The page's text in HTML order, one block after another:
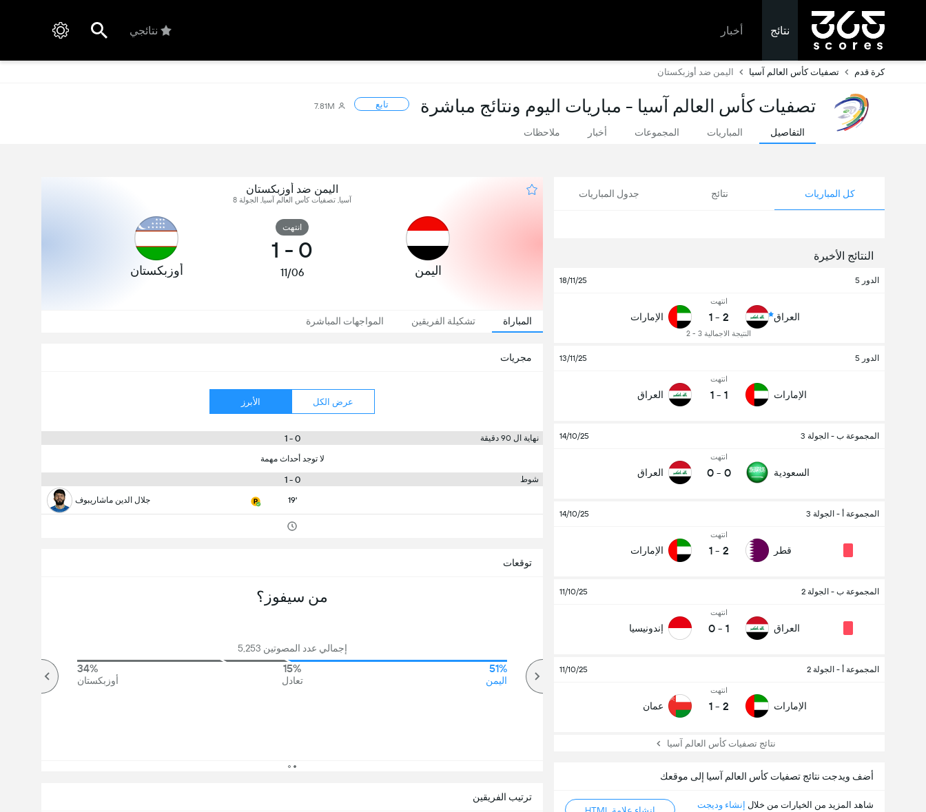
نتائج أخبار نتائجي
كرة قدم تصفيات كأس العالم آسيا اليمن ضد أوزبكستان
تصفيات كأس العالم آسيا - مباريات اليوم ونتائج مباشرة تابع 7.81M
التفاصيل المباريات المجموعات أخبار ملاحظات
كل المباريات نتائج جدول المباريات
النتائج الأخيرة
الدور 5 18/11/25
العراق
انتهت
2
-
1
النتيجة الاجمالية 3 - 2
الإمارات
الدور 5 13/11/25
الإمارات
انتهت
1
-
1 العراق
المجموعة ب - الجولة 3 14/10/25
السعودية
انتهت
0
-
0 العراق
المجموعة أ - الجولة 3 14/10/25
قطر
انتهت
2
-
1 الإمارات
المجموعة ب - الجولة 2 11/10/25
العراق
انتهت
1
-
0 إندونيسيا
المجموعة أ - الجولة 2 11/10/25
الإمارات
انتهت
2
-
1 عمان
نتائج تصفيات كأس العالم آسيا
أضف ويدجت نتائج تصفيات كأس العالم آسيا إلى موقعك
شاهد المزيد من الخيارات من خلال إنشاء وديجت
إنشاء علامة HTML
اليمن ضد أوزبكستان
آسيا, تصفيات كأس العالم آسيا, الجولة 8
اليمن
انتهت
0
-
1
11/06 أوزبكستان
المباراة تشكيلة الفريقين المواجهات المباشرة
مجريات
عرض الكل الأبرز
نهاية ال 90 دقيقة 0 - 1
لا توجد أحداث مهمة
شوط 0 - 1
19' جلال الدين ماشاريبوف
ترتيب الفريقين
توقعات
من سيفوز؟
إجمالي عدد المصوتين 5,253
51%
اليمن
15%
تعادل
34%
أوزبكستان
عدد الاهداف (2.5)
65%